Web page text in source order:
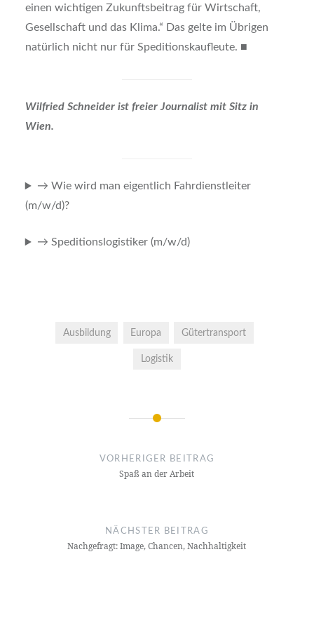
einen wich­ti­gen Zukunfts­bei­trag für Wirt­schaft,
Gesell­schaft und das Kli­ma.“ Das gel­te im Übri­gen
natür­lich nicht nur für Spe­di­ti­ons­kauf­leu­te. ■
Wil­fried Schnei­der ist frei­er Jour­na­list mit Sitz in
Wien.
→ Wie wird man eigent­lich Fahr­dienst­lei­ter
(m/w/d)?
→ Spe­di­ti­ons­lo­gis­ti­ker (m/w/d)
Ausbildung Europa Gütertransport
Logistik
Beitragsnavigation
VORHERIGER BEITRAG
Spaß an der Arbeit
NÄCHSTER BEITRAG
Nach­ge­fragt: Image, Chan­cen, Nach­hal­tig­keit